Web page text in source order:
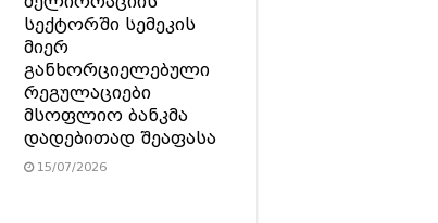
სექტორში სემეკის
მიერ
განხორციელებული
რეგულაციები
მსოფლიო ბანკმა
დადებითად შეაფასა
15/07/2026